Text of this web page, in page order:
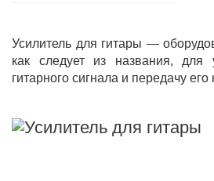
Усилитель для гитары —
как следует из названия, для
гитарного сигнала и передачу его